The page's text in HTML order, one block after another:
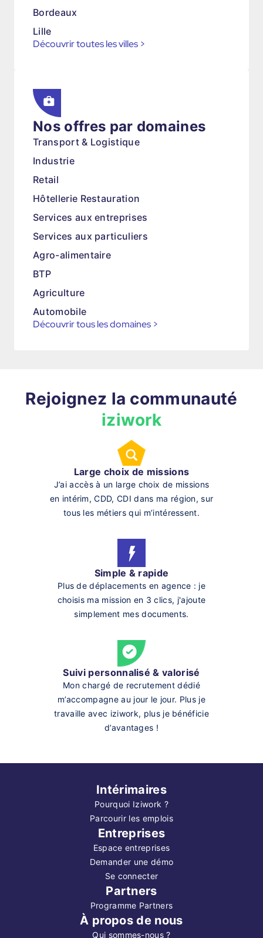
Bordeaux
Lille
Découvrir toutes les villes >
Nos offres par domaines
Transport & Logistique
Industrie
Retail
Hôtellerie Restauration
Services aux entreprises
Services aux particuliers
Agro-alimentaire
BTP
Agriculture
Automobile
Découvrir tous les domaines >
Rejoignez la communauté
iziwork
Large choix de missions
J’ai accès à un large choix de missions
en intérim, CDD, CDI dans ma région, sur
tous les métiers qui m’intéressent.
Simple & rapide
Plus de déplacements en agence : je
choisis ma mission en 3 clics, j'ajoute
simplement mes documents.
Suivi personnalisé & valorisé
Mon chargé de recrutement dédié
m’accompagne au jour le jour. Plus je
travaille avec iziwork, plus je bénéficie
d’avantages !
Intérimaires
Pourquoi Iziwork ?
Parcourir les emplois
Entreprises
Espace entreprises
Demander une démo
Se connecter
Partners
Programme Partners
À propos de nous
Qui sommes-nous ?